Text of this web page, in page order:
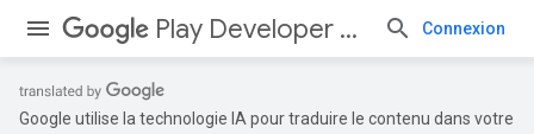
Play Developer API Connexion
Google utilise la technologie IA pour traduire le contenu dans votre